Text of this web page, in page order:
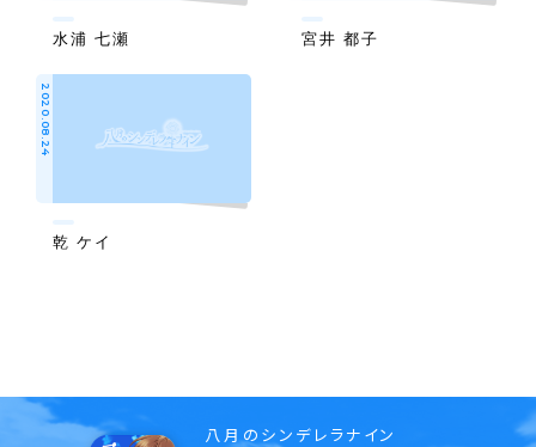
水浦 七瀬 宮井 都子
2020.08.24
乾 ケイ
八月のシンデレラナイン